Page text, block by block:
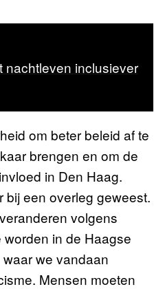
nachtleven inclusiever
om beter beleid af te
brengen en om de
in Den Haag.
een overleg geweest.
volgens
in de Haagse
we vandaan
Mensen moeten